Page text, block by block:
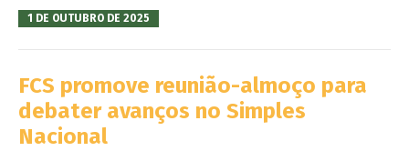
1 DE OUTUBRO DE 2025
FCS promove reunião-almoço para
debater avanços no Simples
Nacional